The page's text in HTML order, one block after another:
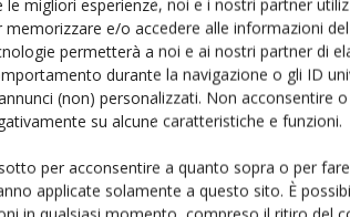
le migliori esperienze, noi e i nostri partner
memorizzare e/o accedere alle informazioni
permetterà a noi e ai nostri partner di
durante la navigazione o gli ID
(non) personalizzati. Non acconsentire
su alcune caratteristiche e funzioni.
per acconsentire a quanto sopra o per
applicate solamente a questo sito. È
EVENTI E FIERE
OOWC, Lisbona capitale
dell’olio: al via il Congresso